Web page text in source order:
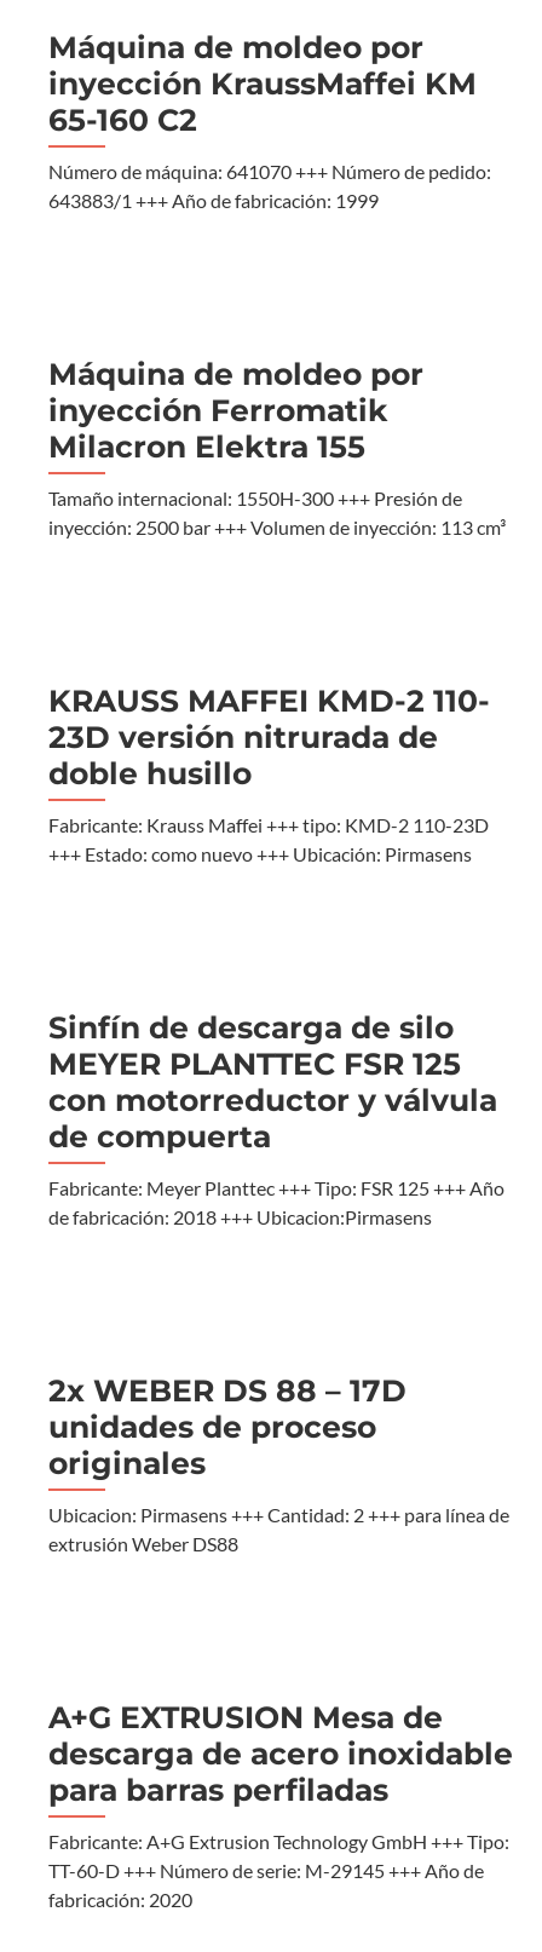
Máquina de moldeo por
inyección KraussMaffei KM
65-160 C2
Número de máquina: 641070 +++ Número de pedido:
643883/1 +++ Año de fabricación: 1999
Máquina de moldeo por
inyección Ferromatik
Milacron Elektra 155
Tamaño internacional: 1550H-300 +++ Presión de
inyección: 2500 bar +++ Volumen de inyección: 113 cm³
KRAUSS MAFFEI KMD-2 110-
23D versión nitrurada de
doble husillo
Fabricante: Krauss Maffei +++ tipo: KMD-2 110-23D
+++ Estado: como nuevo +++ Ubicación: Pirmasens
Sinfín de descarga de silo
MEYER PLANTTEC FSR 125
con motorreductor y válvula
de compuerta
Fabricante: Meyer Planttec +++ Tipo: FSR 125 +++ Año
de fabricación: 2018 +++ Ubicacion:Pirmasens
2x WEBER DS 88 – 17D
unidades de proceso
originales
Ubicacion: Pirmasens +++ Cantidad: 2 +++ para línea de
extrusión Weber DS88
A+G EXTRUSION Mesa de
descarga de acero inoxidable
para barras perfiladas
Fabricante: A+G Extrusion Technology GmbH +++ Tipo:
TT-60-D +++ Número de serie: M-29145 +++ Año de
fabricación: 2020